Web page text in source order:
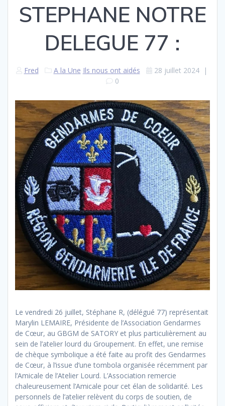
STEPHANE NOTRE
DELEGUE 77 :
Fred A la Une Ils nous ont aidés 28 juillet 2024|
0
Le vendredi 26 juillet, Stéphane R, (délégué 77) représentait
Marylin LEMAIRE, Présidente de l’Association Gendarmes
de Cœur, au GBGM de SATORY et plus particulièrement au
sein de l’atelier lourd du Groupement. En effet, une remise
de chèque symbolique a été faite au profit des Gendarmes
de Cœur, à l’issue d’une tombola organisée récemment par
l’Amicale de l’Atelier Lourd. L’Association remercie
chaleureusement l’Amicale pour cet élan de solidarité. Les
personnels de l’atelier relèvent du corps de soutien, de